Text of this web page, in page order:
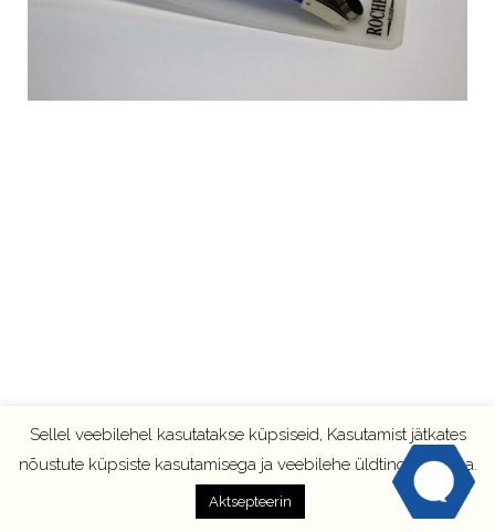
Sellel veebilehel kasutatakse küpsiseid, Kasutamist jätkates
nõustute küpsiste kasutamisega ja veebilehe üldtingimustega.
Aktsepteerin